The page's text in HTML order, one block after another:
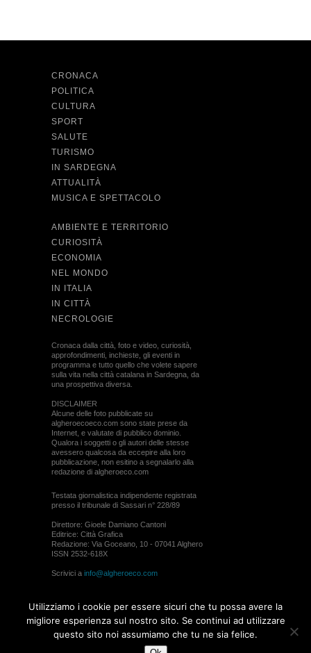
CRONACA
POLITICA
CULTURA
SPORT
SALUTE
TURISMO
IN SARDEGNA
ATTUALITÀ
MUSICA E SPETTACOLO
AMBIENTE E TERRITORIO
CURIOSITÀ
ECONOMIA
NEL MONDO
IN ITALIA
IN CITTÀ
NECROLOGIE
Cronaca dalla città, foto e video, curiosità,
approfondimenti, inchieste, gli eventi in
programma e tutto quello che volete sapere
sulla vita nella città catalana in Sardegna, da
una prospettiva diversa.
DISCLAIMER
Alcune delle foto pubblicate su
algheroecoeco.com sono state prese da
Internet, e valutate di pubblico dominio.
Qualora i soggetti o gli autori delle stesse
avessero qualcosa da eccepire alla loro
pubblicazione, non esitino a segnalarlo alla
redazione di algheroeco.com
Testata giornalistica indipendente registrata
presso il tribunale di Sassari n° 228/89
Direttore: Gioele Damiano Cantoni
Editrice: Città Grafica
Redazione: Via Goceano, 10 - 07041 Alghero
ISSN 2532-618X
Scrivici a info@algheroeco.com
© ALGHERO ECO Riproduzione solo con il
permesso di algheroeco.com
Utilizziamo i cookie per essere sicuri che tu possa avere la
migliore esperienza sul nostro sito. Se continui ad utilizzare
questo sito noi assumiamo che tu ne sia felice.